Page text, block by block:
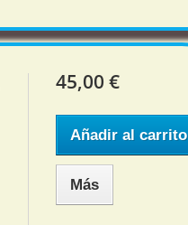
45,00 €
Añadir al carrito
Más